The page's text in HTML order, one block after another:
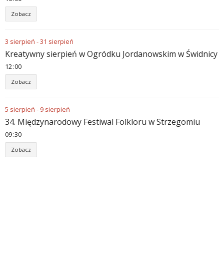
Zobacz
3 sierpień -31 sierpień
Kreatywny sierpień w Ogródku Jordanowskim w Świdnicy
12:00
Zobacz
5 sierpień - 9 sierpień
34. Międzynarodowy Festiwal Folkloru w Strzegomiu
09:30
Zobacz